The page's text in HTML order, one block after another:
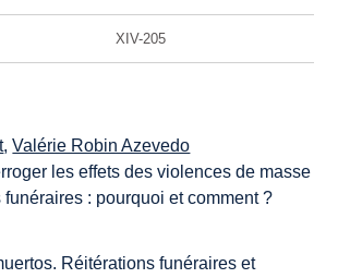
XIV-205
,Valérie Robin Azevedo
les effets des violences de masse
: pourquoi et comment ?
. Réitérations funéraires et